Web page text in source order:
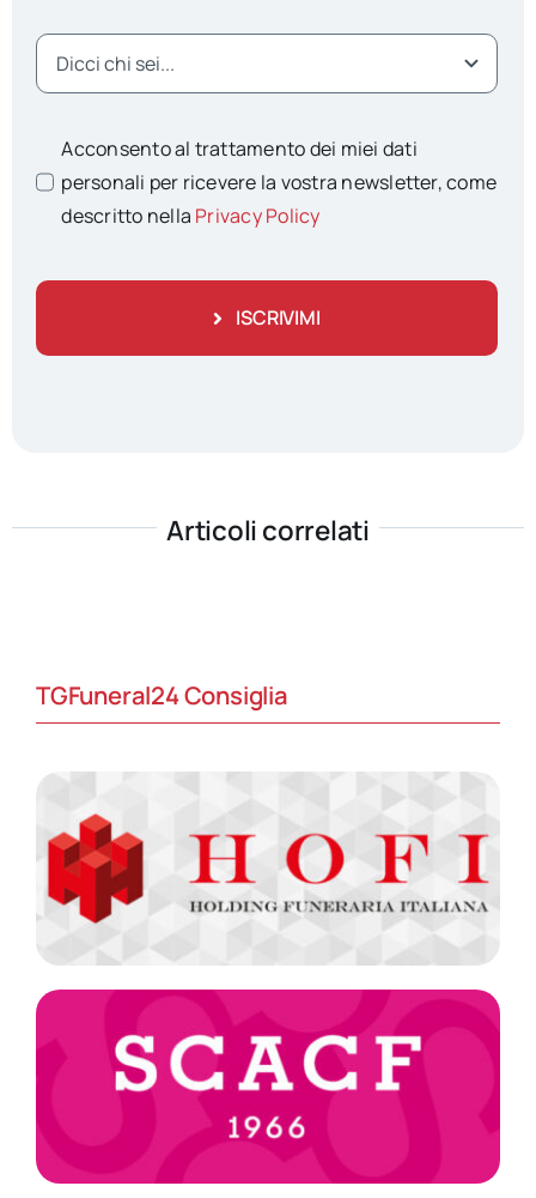
Acconsento al trattamento dei miei dati
personali per ricevere la vostra newsletter, come
descritto nella Privacy Policy
ISCRIVIMI
Articoli correlati
TGFuneral24 Consiglia